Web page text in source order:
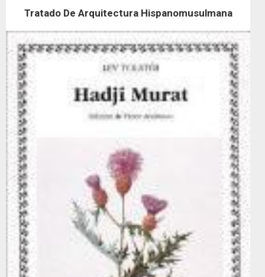
Tratado De Arquitectura Hispanomusulmana